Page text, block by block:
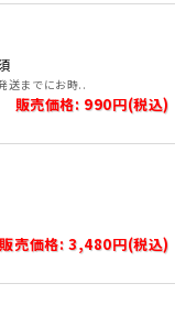
送までにお時..
販売価格: 990円(税込)
販売価格: 3,480円(税込)